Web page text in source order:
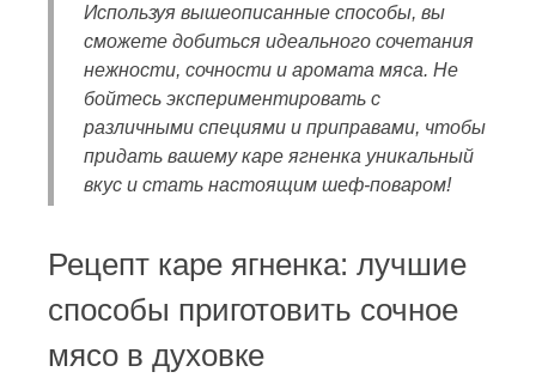
Используя вышеописанные способы, вы
сможете добиться идеального сочетания
нежности, сочности и аромата мяса. Не
бойтесь экспериментировать с
различными специями и приправами, чтобы
придать вашему каре ягненка уникальный
вкус и стать настоящим шеф-поваром!
Рецепт каре ягненка: лучшие
способы приготовить сочное
мясо в духовке